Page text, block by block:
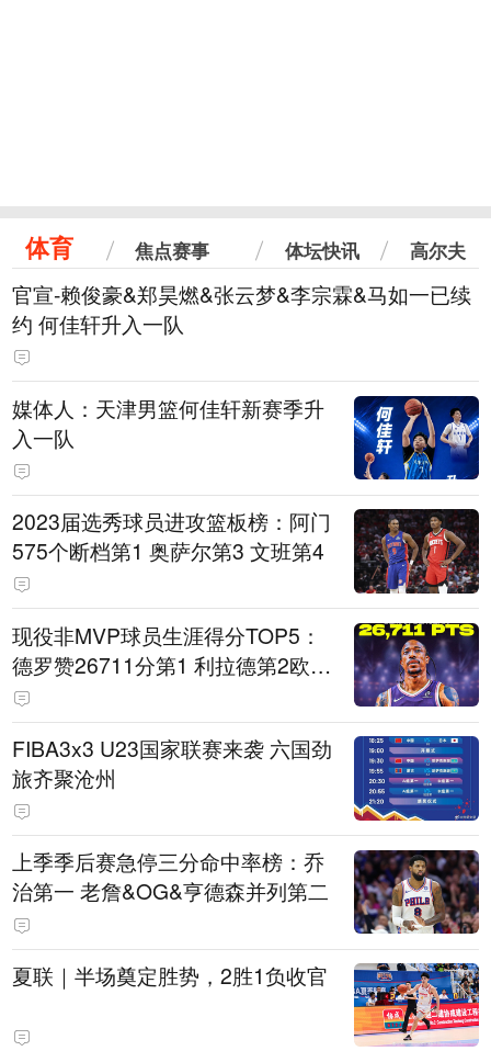
体育 焦点赛事 体坛快讯 高尔夫
官宣-赖俊豪&郑昊燃&张云梦&李宗霖&马如一已续
约 何佳轩升入一队
媒体人：天津男篮何佳轩新赛季升
入一队
2023届选秀球员进攻篮板榜：阿门
575个断档第1 奥萨尔第3 文班第4
现役非MVP球员生涯得分TOP5：
德罗赞26711分第1 利拉德第2欧文
第5
FIBA3x3 U23国家联赛来袭 六国劲
旅齐聚沧州
上季季后赛急停三分命中率榜：乔
治第一 老詹&OG&亨德森并列第二
夏联｜半场奠定胜势，2胜1负收官